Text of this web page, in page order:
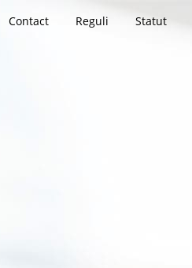
Contact Reguli Statut